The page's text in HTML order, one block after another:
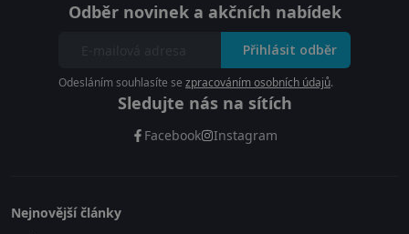
Odběr novinek a akčních nabídek
Přihlásit odběr
Odesláním souhlasíte se zpracováním osobních údajů.
Sledujte nás na sítích
Facebook Instagram
Nejnovější články